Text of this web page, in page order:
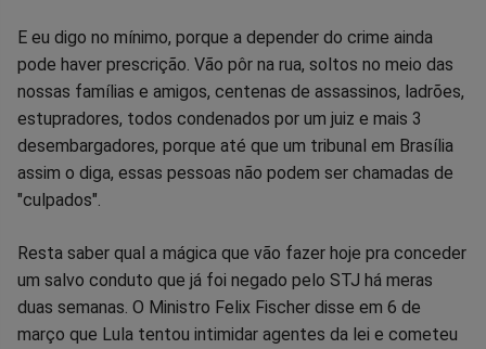
E eu digo no mínimo, porque a depender do crime ainda
pode haver prescrição. Vão pôr na rua, soltos no meio das
nossas famílias e amigos, centenas de assassinos, ladrões,
estupradores, todos condenados por um juiz e mais 3
desembargadores, porque até que um tribunal em Brasília
assim o diga, essas pessoas não podem ser chamadas de
"culpados".
Resta saber qual a mágica que vão fazer hoje pra conceder
um salvo conduto que já foi negado pelo STJ há meras
duas semanas. O Ministro Felix Fischer disse em 6 de
março que Lula tentou intimidar agentes da lei e cometeu